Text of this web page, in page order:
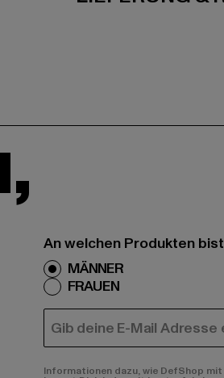
An welchen Produkten
MÄNNER
FRAUEN
E-MAIL
Informationen dazu, wie DefShop